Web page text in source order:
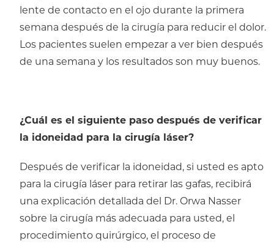
lente de contacto en el ojo durante la primera
semana después de la cirugía para reducir el dolor.
Los pacientes suelen empezar a ver bien después
de una semana y los resultados son muy buenos.
¿Cuál es el siguiente paso después de verificar
la idoneidad para la cirugía láser?
Después de verificar la idoneidad, si usted es apto
para la cirugía láser para retirar las gafas, recibirá
una explicación detallada del Dr. Orwa Nasser
sobre la cirugía más adecuada para usted, el
procedimiento quirúrgico, el proceso de